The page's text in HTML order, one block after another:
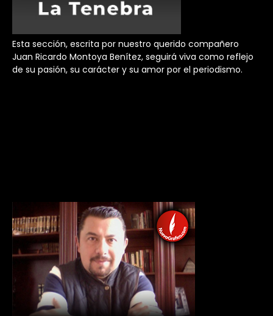
Esta sección, escrita por nuestro querido compañero
Juan Ricardo Montoya Benítez, seguirá viva como reflejo
de su pasión, su carácter y su amor por el periodismo.